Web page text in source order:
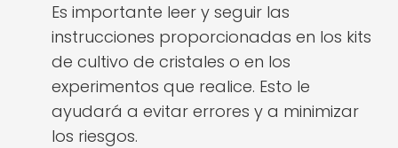
Es importante leer y seguir las
instrucciones proporcionadas en los kits
de cultivo de cristales o en los
experimentos que realice. Esto le
ayudará a evitar errores y a minimizar
los riesgos.